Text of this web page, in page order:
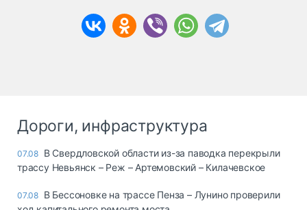
Дороги, инфраструктура
07.08 В Свердловской области из-за паводка перекрыли
трассу Невьянск – Реж – Артемовский – Килачевское
07.08 В Бессоновке на трассе Пенза – Лунино проверили